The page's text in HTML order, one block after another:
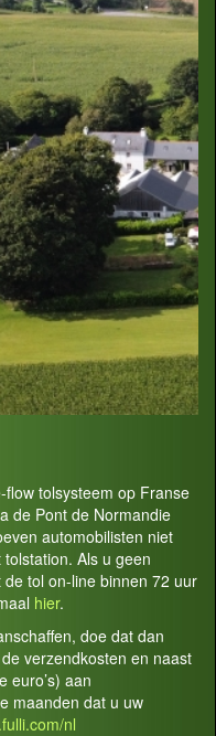
tolsysteem op Franse
de Pont de Normandie
automobilisten niet
Als u geen
tol on-line binnen 72 uur
hier.
doe dat dan
verzendkosten en naast
euro’s) aan
maanden dat u uw
nl